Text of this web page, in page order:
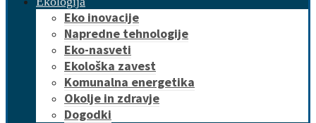
Eko inovacije
Napredne tehnologije
Eko-nasveti
Ekološka zavest
Komunalna energetika
Okolje in zdravje
Dogodki